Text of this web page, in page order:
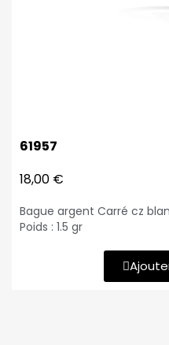
61957
18,00 €
Bague argent Carré cz
Poids : 1.5 gr